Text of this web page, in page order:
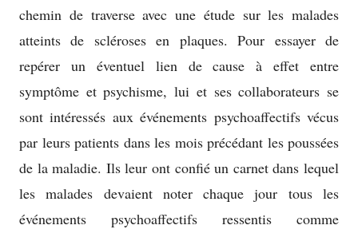
chemin de traverse avec une étude sur les malades
atteints de scléroses en plaques. Pour essayer de
repérer un éventuel lien de cause à effet entre
symptôme et psychisme, lui et ses collaborateurs se
sont intéressés aux événements psychoaffectifs vécus
par leurs patients dans les mois précédant les poussées
de la maladie. Ils leur ont confié un carnet dans lequel
les malades devaient noter chaque jour tous les
événements psychoaffectifs ressentis comme